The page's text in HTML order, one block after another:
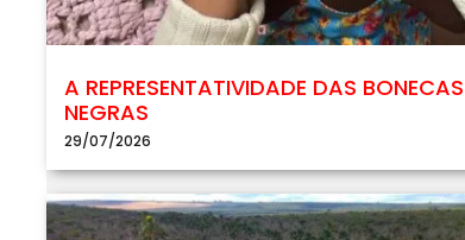
A REPRESENTATIVIDADE DAS BONECAS
NEGRAS
29/07/2026